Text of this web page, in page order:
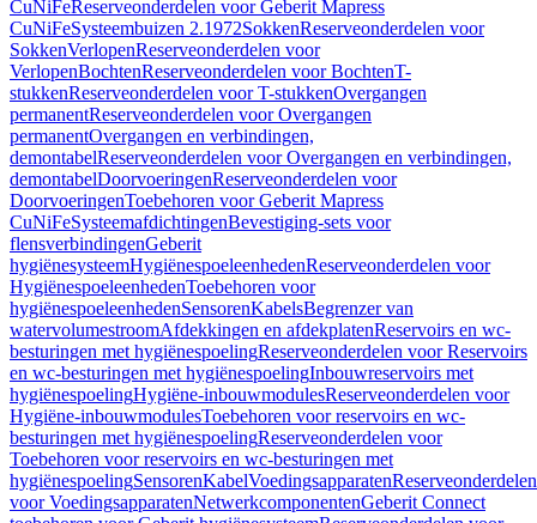
CuNiFeReserveonderdelen voor Geberit Mapress
CuNiFeSysteembuizen 2.1972SokkenReserveonderdelen voor
SokkenVerlopenReserveonderdelen voor
VerlopenBochtenReserveonderdelen voor BochtenT-
stukkenReserveonderdelen voor T-stukkenOvergangen
permanentReserveonderdelen voor Overgangen
permanentOvergangen en verbindingen,
demontabelReserveonderdelen voor Overgangen en verbindingen,
demontabelDoorvoeringenReserveonderdelen voor
DoorvoeringenToebehoren voor Geberit Mapress
CuNiFeSysteemafdichtingenBevestiging-sets voor
flensverbindingenGeberit
hygiënesysteemHygiënespoeleenhedenReserveonderdelen voor
HygiënespoeleenhedenToebehoren voor
hygiënespoeleenhedenSensorenKabelsBegrenzer van
watervolumestroomAfdekkingen en afdekplatenReservoirs en wc-
besturingen met hygiënespoelingReserveonderdelen voor Reservoirs
en wc-besturingen met hygiënespoelingInbouwreservoirs met
hygiënespoelingHygiëne-inbouwmodulesReserveonderdelen voor
Hygiëne-inbouwmodulesToebehoren voor reservoirs en wc-
besturingen met hygiënespoelingReserveonderdelen voor
Toebehoren voor reservoirs en wc-besturingen met
hygiënespoelingSensorenKabelVoedingsapparatenReserveonderdelen
voor VoedingsapparatenNetwerkcomponentenGeberit Connect